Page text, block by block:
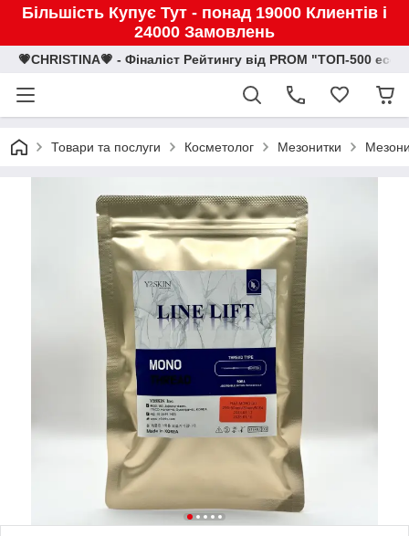
Більшість Купує Тут - понад 19000 Клиентів і
24000 Замовлень
💗CHRISTINA💗 - Фіналіст Рейтингу від PROM "ТОП-500
Товари та послуги Косметолог Мезонитки